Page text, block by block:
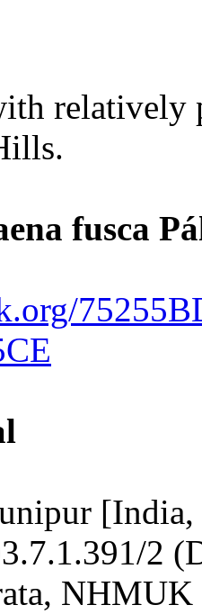
relatively
fusca
2
NHMUK